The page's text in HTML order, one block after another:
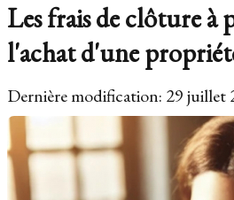
Les frais de clôture à
l'achat d'une
Dernière modification: 29 juillet